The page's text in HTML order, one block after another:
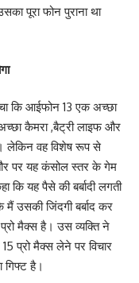
पूरा फोन पुराना था
कि आईफोन 13 एक अच्छा
कैमरा ,बैट्री लाइफ और
लेकिन वह विशेष रूप से
पर यह कंसोल स्तर के गेम
यह पैसे की बर्बादी लगती
मैं उसकी जिंदगी बर्बाद कर
मैक्स है। उस व्यक्ति ने
प्रो मैक्स लेने पर विचार
है।